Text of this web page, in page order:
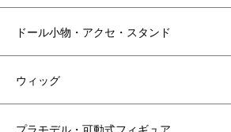
ドール小物・アクセ・スタンド
ウィッグ
プラモデル・可動式フィギュア